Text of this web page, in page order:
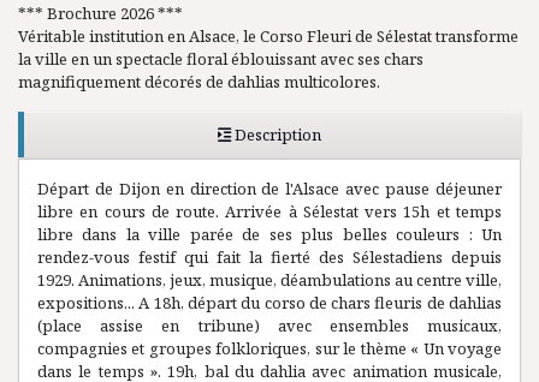
*** Brochure 2026 ***
Véritable institution en Alsace, le Corso Fleuri de Sélestat transforme
la ville en un spectacle floral éblouissant avec ses chars
magnifiquement décorés de dahlias multicolores.
Description
Départ de Dijon en direction de l'Alsace avec pause déjeuner
libre en cours de route. Arrivée à Sélestat vers 15h et temps
libre dans la ville parée de ses plus belles couleurs : Un
rendez-vous festif qui fait la fierté des Sélestadiens depuis
1929. Animations, jeux, musique, déambulations au centre ville,
expositions... A 18h, départ du corso de chars fleuris de dahlias
(place assise en tribune) avec ensembles musicaux,
compagnies et groupes folkloriques, sur le thème « Un voyage
dans le temps ». 19h, bal du dahlia avec animation musicale,